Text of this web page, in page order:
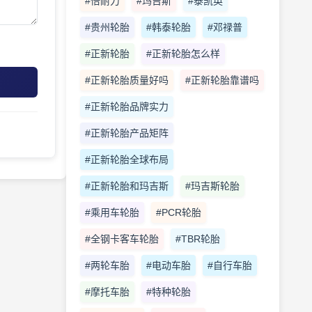
#贵州轮胎 #韩泰轮胎 #邓禄普
#正新轮胎 #正新轮胎怎么样
#正新轮胎质量好吗 #正新轮胎靠谱吗
#正新轮胎品牌实力
#正新轮胎产品矩阵
#正新轮胎全球布局
#正新轮胎和玛吉斯 #玛吉斯轮胎
#乘用车轮胎 #PCR轮胎
#全钢卡客车轮胎 #TBR轮胎
#两轮车胎 #电动车胎 #自行车胎
#摩托车胎 #特种轮胎